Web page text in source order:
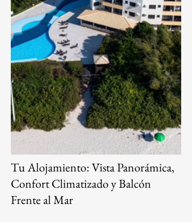
Tu Alojamiento: Vista Panorámica,
Confort Climatizado y Balcón
Frente al Mar